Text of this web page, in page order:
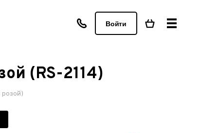
Войти
(RS-2114)
розой)